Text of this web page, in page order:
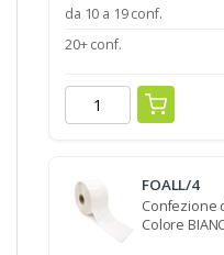
da 10 a 19 conf.
20+ conf.
FOALL/4
Confezione
Colore